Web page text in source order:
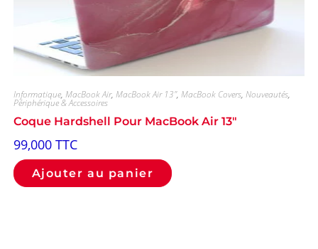
Informatique, MacBook Air, MacBook Air 13", MacBook Covers, Nouveautés,
Périphérique & Accessoires
Coque Hardshell Pour MacBook Air 13″
99,000 TTC
Ajouter au panier